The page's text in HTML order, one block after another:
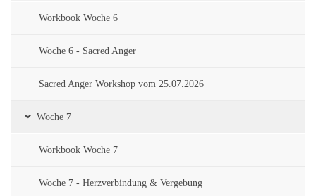
Workbook Woche 6
Woche 6 - Sacred Anger
Sacred Anger Workshop vom 25.07.2026
Woche 7
Workbook Woche 7
Woche 7 - Herzverbindung & Vergebung